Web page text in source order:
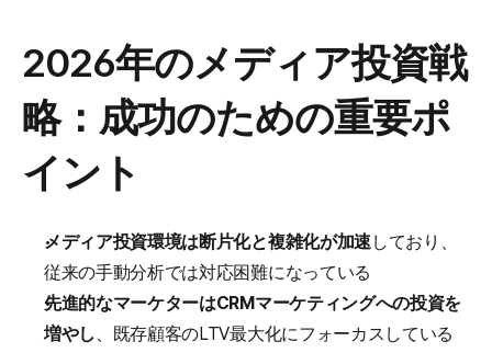
2026年のメディア投資戦
略：成功のための重要ポ
イント
メディア投資環境は断片化と複雑化が加速しており、
従来の手動分析では対応困難になっている
先進的なマーケターはCRMマーケティングへの投資を
増やし 、既存顧客のLTV最大化にフォーカスしている